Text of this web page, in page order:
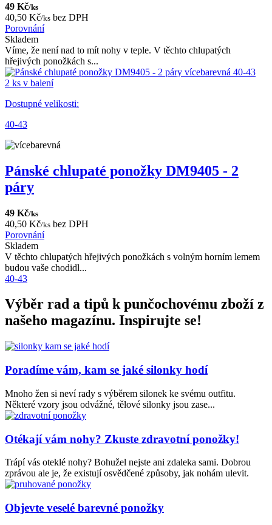
49 Kč/ks
40,50 Kč/ks bez DPH
Porovnání
Skladem
Víme, že není nad to mít nohy v teple. V těchto chlupatých
hřejivých ponožkách s...
2 ks v balení
Dostupné velikosti:
40-43
Pánské chlupaté ponožky DM9405 - 2
páry
49 Kč/ks
40,50 Kč/ks bez DPH
Porovnání
Skladem
V těchto chlupatých hřejivých ponožkách s volným horním lemem
budou vaše chodidl...
40-43
Výběr rad a tipů k punčochovému zboží z
našeho magazínu. Inspirujte se!
Poradíme vám, kam se jaké silonky hodí
Mnoho žen si neví rady s výběrem silonek ke svému outfitu.
Některé vzory jsou odvážné, tělové silonky jsou zase...
Otékají vám nohy? Zkuste zdravotní ponožky!
Trápí vás oteklé nohy? Bohužel nejste ani zdaleka sami. Dobrou
zprávou ale je, že existují osvědčené způsoby, jak nohám ulevit.
Objevte veselé barevné ponožky